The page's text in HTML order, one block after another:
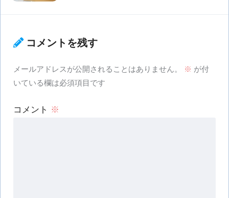
コメントを残す
メールアドレスが公開されることはありません。 ※ が付
いている欄は必須項目です
コメント ※